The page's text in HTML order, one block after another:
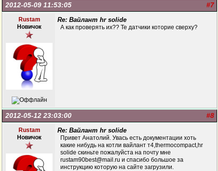
#7
2012-05-09 11:53:05
Rustam
Новичок
Re: Вайлант hr solide
А как проверять их?? Те датчики которие сверху?
#8
2012-05-12 23:03:00
Rustam
Новичок
Re: Вайлант hr solide
Привет Анатолий. Увась есть документации хоть
какие нибудь на котли вайлант т4,thermocompact,hr
solide скиньте пожалуйста на почту мне
rustam90best@mail.ru и спасибо большое за
инструкцию которую на сайте загрузили.